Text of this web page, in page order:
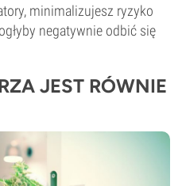
minimalizujesz ryzyko
negatywnie odbić się
JEST RÓWNIE